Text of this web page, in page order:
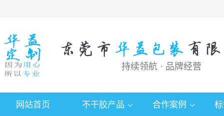
持续领航 · 品牌经营
网站首页 不干胶产品 合作案例